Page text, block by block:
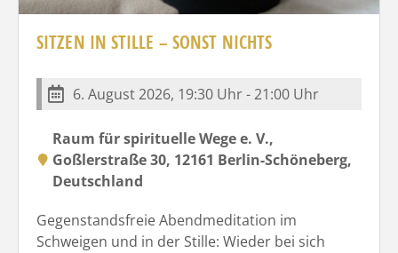
SITZEN IN STILLE – SONST NICHTS
6. August 2026, 19:30 Uhr - 21:00 Uhr
Raum für spirituelle Wege e. V.,
Goßlerstraße 30, 12161 Berlin-Schöneberg,
Deutschland
Gegenstandsfreie Abendmeditation im
Schweigen und in der Stille: Wieder bei sich